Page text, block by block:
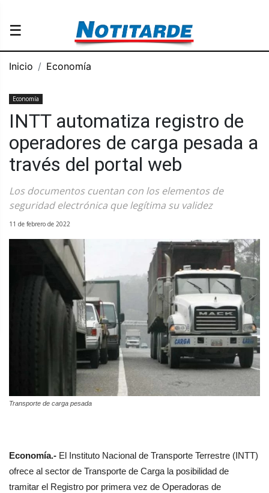
☰
Inicio Economía
Economía
INTT automatiza registro de
operadores de carga pesada a
través del portal web
Los documentos cuentan con los elementos de
seguridad electrónica que legítima su validez
11 de febrero de 2022
Transporte de carga pesada
Economía.- El Instituto Nacional de Transporte Terrestre (INTT)
ofrece al sector de Transporte de Carga la posibilidad de
tramitar el Registro por primera vez de Operadoras de